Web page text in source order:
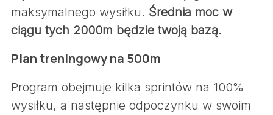
maksymalnego wysiłku. Średnia moc w
ciągu tych 2000m będzie twoją bazą.
Plan treningowy na 500m
Program obejmuje kilka sprintów na 100%
wysiłku, a następnie odpoczynku w swoim